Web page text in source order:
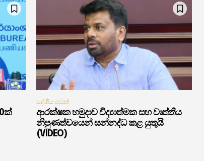
දේශීය පුවත්
ආරක්ෂක හමුදාව විද්‍යාත්මක සහ වෘත්තීය
නිපුණත්වයෙන් සන්නද්ධ කළ යුතුයි
(VIDEO)